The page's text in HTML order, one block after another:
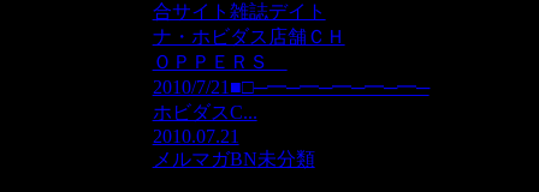
合サイト雑誌デイト
ナ・ホビダス店舗ＣＨ
ＯＰＰＥＲＳ
2010/7/21■□─━─━─━─━─━─
ホビダスC...
2010.07.21
メルマガBN未分類